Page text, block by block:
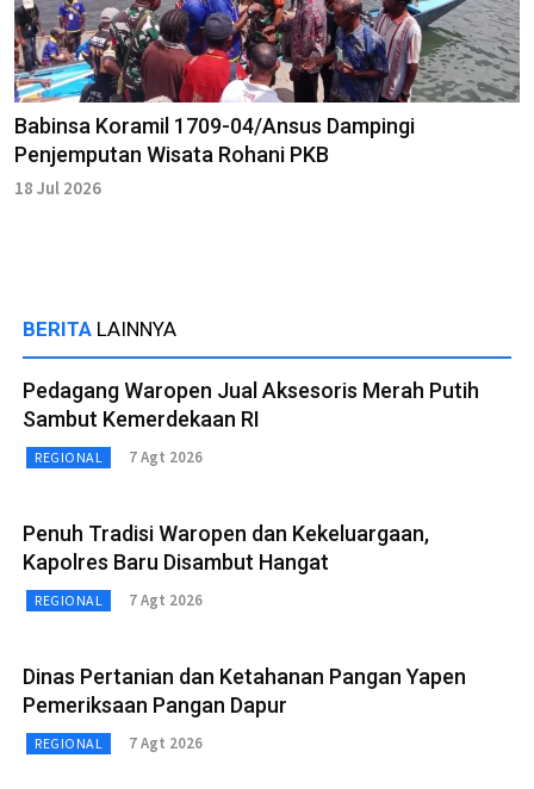
Babinsa Koramil 1709-04/Ansus Dampingi
Penjemputan Wisata Rohani PKB
18 Jul 2026
BERITA LAINNYA
Pedagang Waropen Jual Aksesoris Merah Putih
Sambut Kemerdekaan RI
REGIONAL 7 Agt 2026
Penuh Tradisi Waropen dan Kekeluargaan,
Kapolres Baru Disambut Hangat
REGIONAL 7 Agt 2026
Dinas Pertanian dan Ketahanan Pangan Yapen
Pemeriksaan Pangan Dapur
REGIONAL 7 Agt 2026